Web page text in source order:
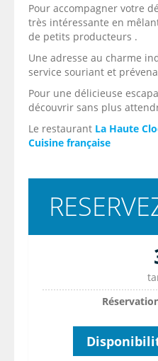
Pour accompagner votre
très intéressante en
de petits producteurs .
Une adresse au charme
service souriant et
Pour une délicieuse
découvrir sans plus
Le restaurant La Haute
Cuisine française